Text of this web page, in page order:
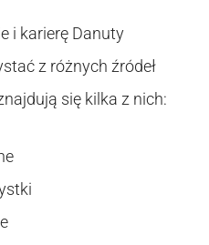
i karierę Danuty
z różnych źródeł
się kilka z nich: